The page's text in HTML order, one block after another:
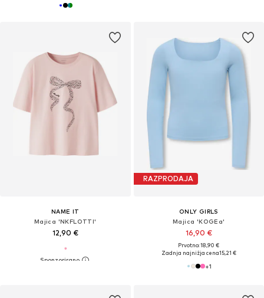
NAME IT
Majica 'NKFLOTTI'
12,90 €
RAZPRODAJA
ONLY GIRLS
Majica 'KOGEa'
16,90 €
Prvotno: 18,90 €
Zadnja najnižja cena15,21 €
+1